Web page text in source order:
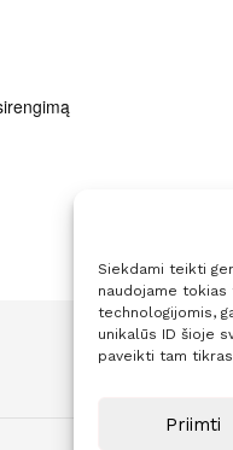
Siekdami teikti
naudojame
technologijomis,
unikalūs ID šioje
paveikti tam
Priimti